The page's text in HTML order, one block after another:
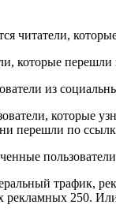
читатели,
которые
из
которые
перешли по
трафик,
рекламных 250.